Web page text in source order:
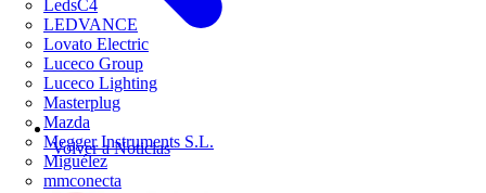
LedsC4
LEDVANCE
Lovato Electric
Luceco Group
Luceco Lighting
Masterplug
Mazda
Megger Instruments S.L.
Miguélez
mmconecta
Volver a Noticias